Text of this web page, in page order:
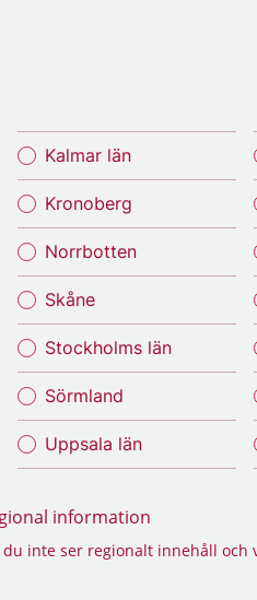
Kalmar län
Kronoberg
Norrbotten
Skåne
Stockholms län
Sörmland
Uppsala län
information
inte ser regionalt innehåll